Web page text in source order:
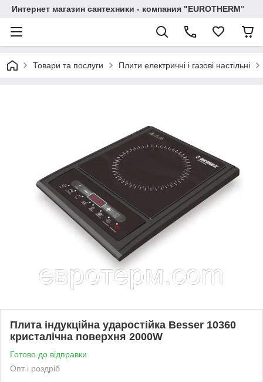
Интернет магазин сантехники - компания "EUROTHERM"
Товари та послуги Плити електричні і газові настільні
Плита індукційна ударостійка Besser 10360
кристалічна поверхня 2000W
Готово до відправки
Опт і роздріб